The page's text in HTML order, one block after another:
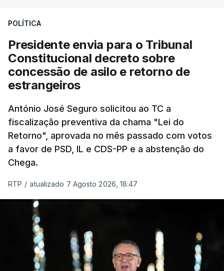
sistema mais simples, mais justo e transparente".
"Sempre que seja possível reduzir burocracias,
eliminar sobreposições e garantir que os apoios
chegam a quem mais necessita, estaremos a dar
um passo na direção certa", argumenta o
Presidente da República.
Assegurar que "ninguém é
prejudicado"
O Preisdente deixa, no entanto, deixa alguns
avisos:uma reforma desta dimensão "deve ter
como primeiro critério a proteção das pessoas"
e "nenhum processo de simplificação pode
traduzir-se numa diminuição da proteção
POLÍTICA
Presidente envia para o Tribunal
Constitucional decreto sobre
concessão de asilo e retorno de
estrangeiros
António José Seguro solicitou ao TC a
fiscalização preventiva da chama "Lei do
Retorno", aprovada no mês passado com votos
a favor de PSD, IL e CDS-PP e a abstenção do
Chega.
RTP / atualizado 7 Agosto 2026, 18:47